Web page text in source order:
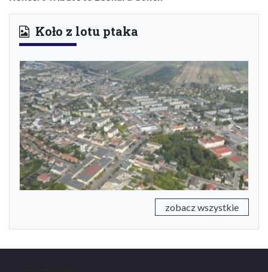
Koło z lotu ptaka
Previous Next
zobacz wszystkie